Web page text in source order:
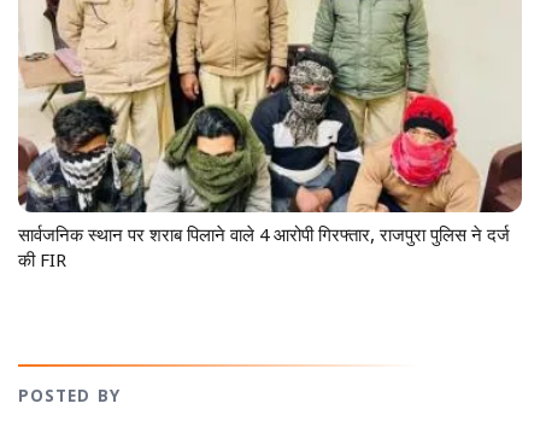
सार्वजनिक स्थान पर शराब पिलाने वाले 4 आरोपी गिरफ्तार, राजपुरा पुलिस ने दर्ज
की FIR
POSTED BY